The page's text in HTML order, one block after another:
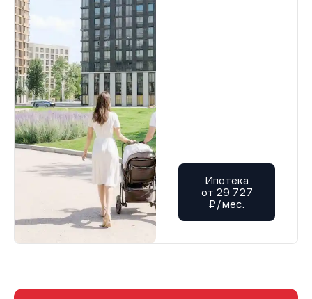
Ипотека
от 29 727
₽/мес.